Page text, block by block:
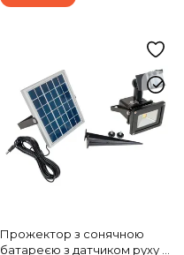
Прожектор з сонячною
батареєю з датчиком руху з